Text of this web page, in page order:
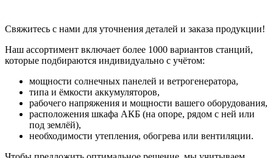
Свяжитесь с нами для уточнения деталей и заказа продукции!
Наш ассортимент включает более 1000 вариантов станций,
которые подбираются индивидуально с учётом:
мощности солнечных панелей и ветрогенератора,
типа и ёмкости аккумуляторов,
рабочего напряжения и мощности вашего оборудования,
расположения шкафа АКБ (на опоре, рядом с ней или
под землёй),
необходимости утепления, обогрева или вентиляции.